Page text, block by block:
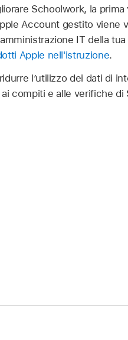
Schoolwork, la
Account gestito viene
IT della
Apple nell'istruzione.
l’utilizzo dei dati di
compiti e alle verifiche di